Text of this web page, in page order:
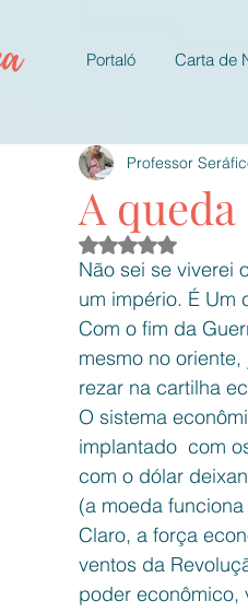
Portaló Carta de
A
Professor
Avaliado com
Não sei se viverei
um império. É Um
Com o fim da
mesmo no
rezar na cartilha
O sistema
implantado  com
com o dólar
(a moeda
Claro, a força
ventos da
poder econômico,